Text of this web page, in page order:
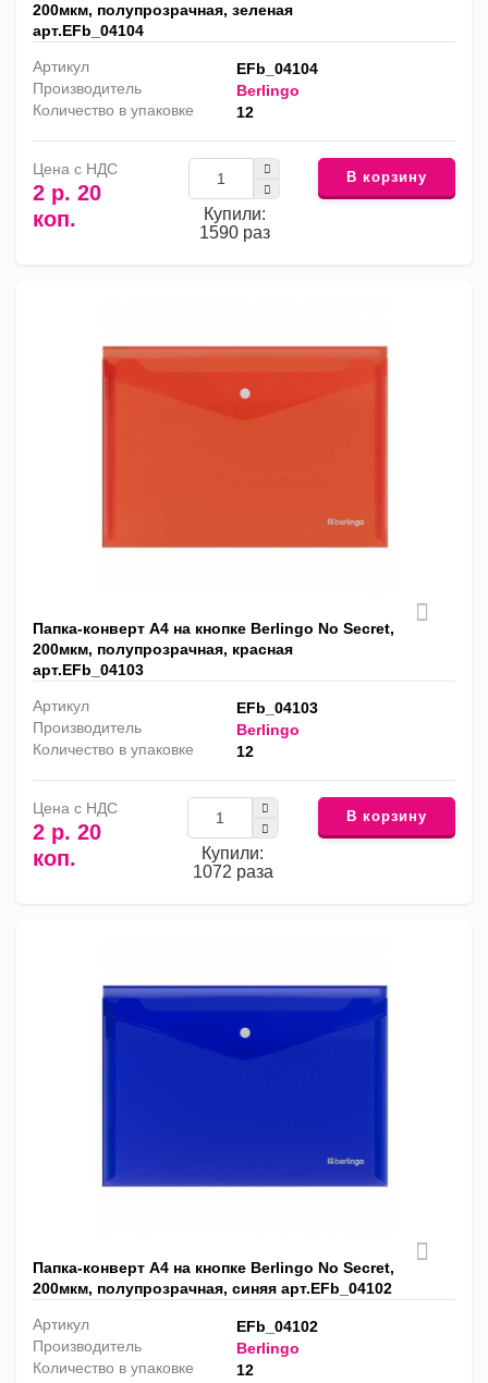
200мкм, полупрозрачная, зеленая
арт.EFb_04104
Артикул
EFb_04104
Производитель
Berlingo
Количество в упаковке
12
Цена с НДС
2 р. 20
коп.
Купили:
1590 раз
В корзину
Папка-конверт А4 на кнопке Berlingo No Secret,
200мкм, полупрозрачная, красная
арт.EFb_04103
Артикул
EFb_04103
Производитель
Berlingo
Количество в упаковке
12
Цена с НДС
2 р. 20
коп.
Купили:
1072 раза
В корзину
Папка-конверт А4 на кнопке Berlingo No Secret,
200мкм, полупрозрачная, синяя арт.EFb_04102
Артикул
EFb_04102
Производитель
Berlingo
Количество в упаковке
12